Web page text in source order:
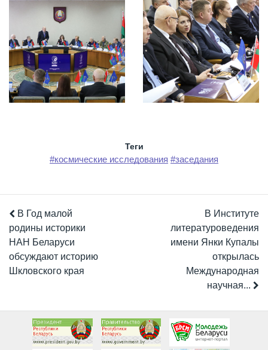
Теги
#космические исследования #заседания
В Год малой
родины историки
НАН Беларуси
обсуждают историю
Шкловского края
В Институте
литературоведения
имени Янки Купалы
открылась
Международная
научная...